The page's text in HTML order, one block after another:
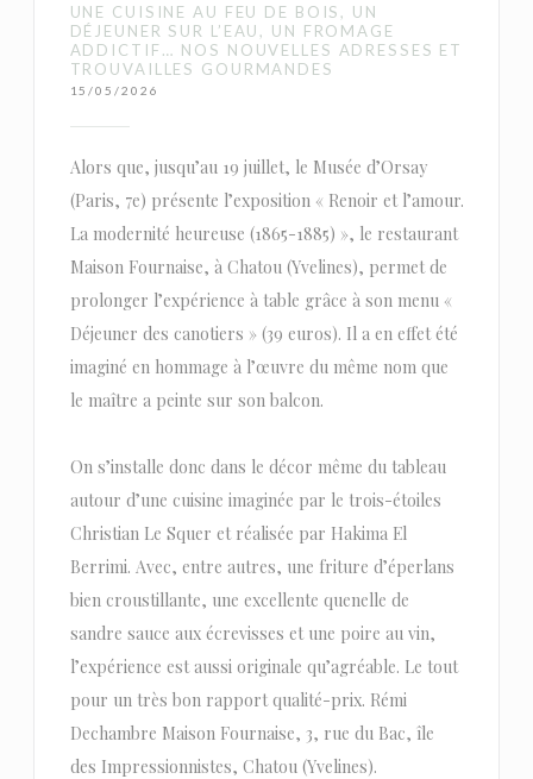
UNE CUISINE AU FEU DE BOIS, UN
DÉJEUNER SUR L’EAU, UN FROMAGE
ADDICTIF… NOS NOUVELLES ADRESSES ET
TROUVAILLES GOURMANDES
15/05/2026
Alors que, jusqu’au 19 juillet, le Musée d’Orsay
(Paris, 7e) présente l’exposition « Renoir et l’amour.
La modernité heureuse (1865-1885) », le restaurant
Maison Fournaise, à Chatou (Yvelines), permet de
prolonger l’expérience à table grâce à son menu «
Déjeuner des canotiers » (39 euros). Il a en effet été
imaginé en hommage à l’œuvre du même nom que
le maître a peinte sur son balcon.
On s’installe donc dans le décor même du tableau
autour d’une cuisine imaginée par le trois-étoiles
Christian Le Squer et réalisée par Hakima El
Berrimi. Avec, entre autres, une friture d’éperlans
bien croustillante, une excellente quenelle de
sandre sauce aux écrevisses et une poire au vin,
l’expérience est aussi originale qu’agréable. Le tout
pour un très bon rapport qualité-prix. Rémi
Dechambre Maison Fournaise, 3, rue du Bac, île
des Impressionnistes, Chatou (Yvelines).